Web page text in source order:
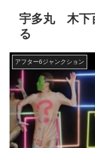
宇多丸 木下
る
アフター6ジャンクション